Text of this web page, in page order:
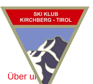
Über uns